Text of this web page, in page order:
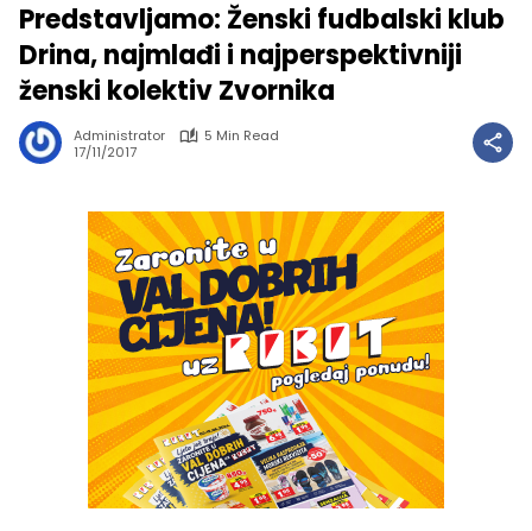
Predstavljamo: Ženski fudbalski klub
Drina, najmlađi i najperspektivniji
ženski kolektiv Zvornika
Administrator
5 Min Read
17/11/2017